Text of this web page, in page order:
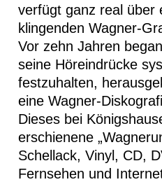
verfügt ganz real über
klingenden Wagner-
Vor zehn Jahren
seine Höreindrücke
festzuhalten,
eine Wagner-
Dieses bei
erschienene
Schellack, Vinyl, CD,
Fernsehen und